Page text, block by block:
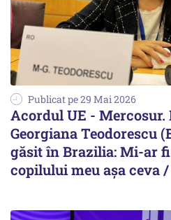
Publicat pe 29 Mai 2026
Acordul UE -
Georgiana Teodorescu
găsit în Brazilia: Mi-ar
copilului meu așa ceva